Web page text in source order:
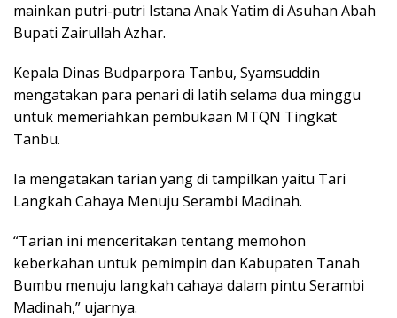
mainkan putri-putri Istana Anak Yatim di Asuhan Abah
Bupati Zairullah Azhar.
Kepala Dinas Budparpora Tanbu, Syamsuddin
mengatakan para penari di latih selama dua minggu
untuk memeriahkan pembukaan MTQN Tingkat
Tanbu.
Ia mengatakan tarian yang di tampilkan yaitu Tari
Langkah Cahaya Menuju Serambi Madinah.
“Tarian ini menceritakan tentang memohon
keberkahan untuk pemimpin dan Kabupaten Tanah
Bumbu menuju langkah cahaya dalam pintu Serambi
Madinah,” ujarnya.